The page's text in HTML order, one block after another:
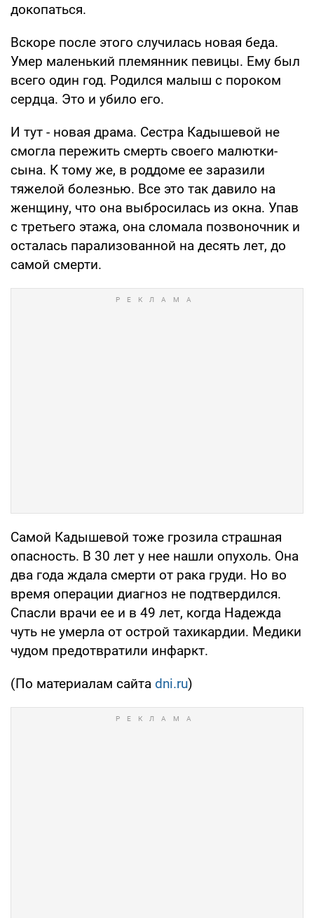
докопаться.
Вскоре после этого случилась новая беда.
Умер маленький племянник певицы. Ему был
всего один год. Родился малыш с пороком
сердца. Это и убило его.
И тут - новая драма. Сестра Кадышевой не
смогла пережить смерть своего малютки-
сына. К тому же, в роддоме ее заразили
тяжелой болезнью. Все это так давило на
женщину, что она выбросилась из окна. Упав
с третьего этажа, она сломала позвоночник и
осталась парализованной на десять лет, до
самой смерти.
Самой Кадышевой тоже грозила страшная
опасность. В 30 лет у нее нашли опухоль. Она
два года ждала смерти от рака груди. Но во
время операции диагноз не подтвердился.
Спасли врачи ее и в 49 лет, когда Надежда
чуть не умерла от острой тахикардии. Медики
чудом предотвратили инфаркт.
(По материалам сайта dni.ru)